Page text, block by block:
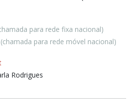
para rede fixa nacional)
(chamada para rede móvel nacional)
Rodrigues